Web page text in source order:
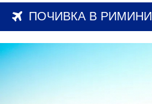
ПОЧИВКА В РИМИНИ